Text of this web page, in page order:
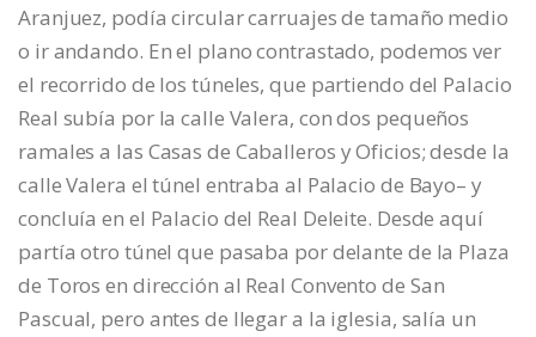
Aranjuez, podía circular carruajes de tamaño medio
o ir andando. En el plano contrastado, podemos ver
el recorrido de los túneles, que partiendo del Palacio
Real subía por la calle Valera, con dos pequeños
ramales a las Casas de Caballeros y Oficios; desde la
calle Valera el túnel entraba al Palacio de Bayo– y
concluía en el Palacio del Real Deleite. Desde aquí
partía otro túnel que pasaba por delante de la Plaza
de Toros en dirección al Real Convento de San
Pascual, pero antes de llegar a la iglesia, salía un